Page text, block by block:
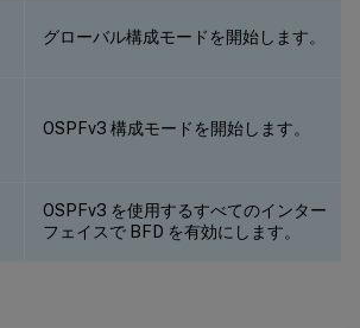
グローバル構成モードを開始します。
OSPFv3 構成モードを開始します。
OSPFv3 を使用するすべてのインター
フェイスで BFD を有効にします。